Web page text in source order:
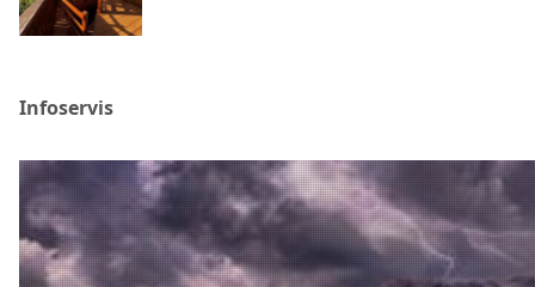
Infoservis